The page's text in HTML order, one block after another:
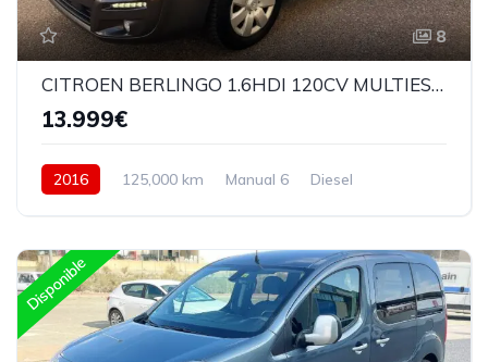
8
CITROEN BERLINGO 1.6HDI 120CV MULTIESPACE 6 VELOCIDADES
13.999€
2016 125,000 km Manual 6
Diesel
Disponible